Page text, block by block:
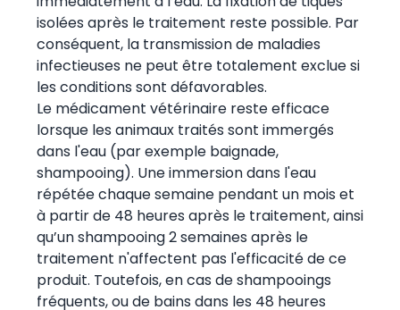
isolées après le traitement reste possible. Par
conséquent, la transmission de maladies
infectieuses ne peut être totalement exclue si
les conditions sont défavorables.
Le médicament vétérinaire reste efficace
lorsque les animaux traités sont immergés
dans l'eau (par exemple baignade,
shampooing). Une immersion dans l'eau
répétée chaque semaine pendant un mois et
à partir de 48 heures après le traitement, ainsi
qu’un shampooing 2 semaines après le
traitement n'affectent pas l'efficacité de ce
produit. Toutefois, en cas de shampooings
fréquents, ou de bains dans les 48 heures